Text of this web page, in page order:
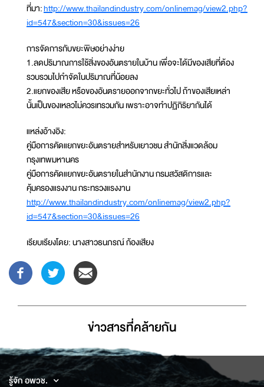
ที่มา:http://www.thailandindustry.com/onlinemag/view2.php?
id=547&section=30&issues=26
การจัดการกับขยะพิษอย่างง่าย
1.ลดปริมาณการใช้สิ่งของอันตรายในบ้าน เพื่อจะได้มีของเสียที่ต้อง
รวบรวมไปกำจัดในปริมาณที่น้อยลง
2.แยกของเสีย หรือของอันตรายออกจากขยะทั่วไป ถ้าของเสียเหล่า
นั้นเป็นของเหลวไม่ควรเทรวมกัน เพราะอาจทำปฏิกิริยากันได้
แหล่งอ้างอิง:
คู่มือการคัดแยกขยะอันตรายสำหรับเยาวชน สำนักสิ่งแวดล้อม
กรุงเทพมหานคร
คู่มือการคัดแยกขยะอันตรายในสำนักงาน กรมสวัสดิการและ
คุ้มครองแรงงาน กระทรวงแรงงาน
http://www.thailandindustry.com/onlinemag/view2.php?
id=547&section=30&issues=26
เรียบเรียงโดย: นางสาวธนภรณ์ ก้องเสียง
ข่าวสารที่่คล้ายกัน
รู้จัก อพวช.